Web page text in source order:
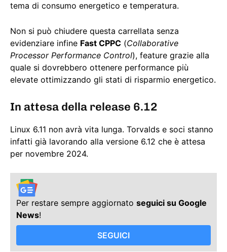
tema di consumo energetico e temperatura.
Non si può chiudere questa carrellata senza
evidenziare infine Fast CPPC (Collaborative
Processor Performance Control), feature grazie alla
quale si dovrebbero ottenere performance più
elevate ottimizzando gli stati di risparmio energetico.
In attesa della release 6.12
Linux 6.11 non avrà vita lunga. Torvalds e soci stanno
infatti già lavorando alla versione 6.12 che è attesa
per novembre 2024.
Per restare sempre aggiornato seguici su Google
News!
SEGUICI